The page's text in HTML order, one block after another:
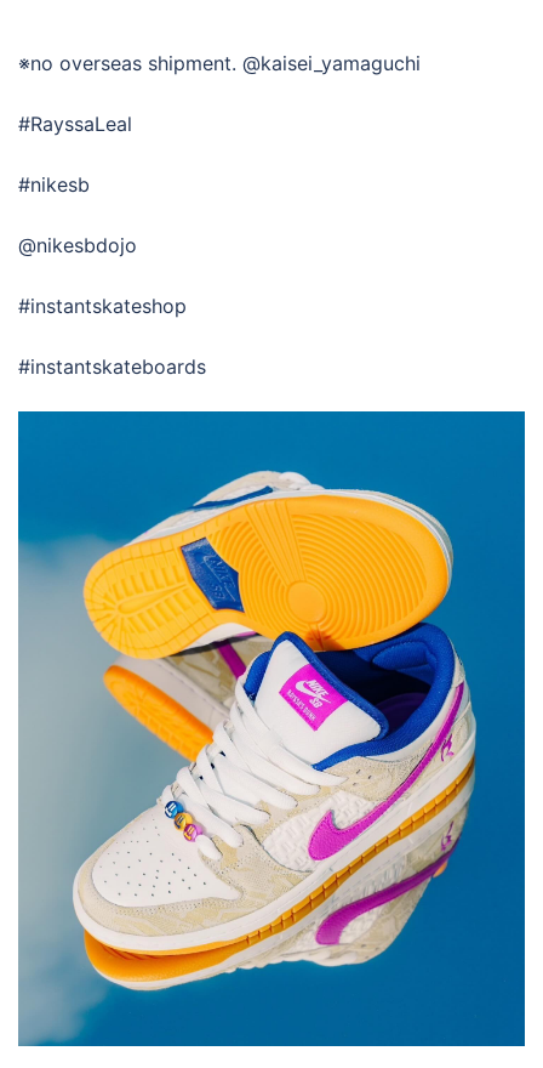
※no overseas shipment. @kaisei_yamaguchi
#RayssaLeal
#nikesb
@nikesbdojo
#instantskateshop
#instantskateboards